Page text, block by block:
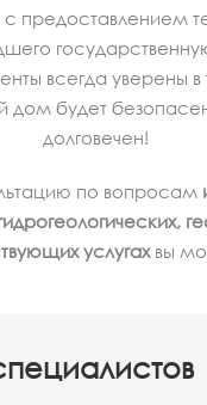
предоставлением
всегда уверены в
дом будет
долговечен!
по вопросам
услугах вы